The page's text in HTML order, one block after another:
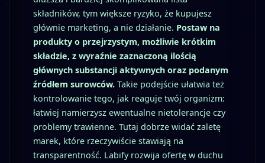
składników, tym większe ryzyko, że kupujesz
głównie marketing, a nie działanie. Postaw na
produkty o przejrzystym, możliwie krótkim
składzie, z wyraźnie zaznaczoną ilością
głównych substancji aktywnych oraz podanym
źródłem surowców. Takie podejście ułatwia też
kontrolowanie tego, jak reaguje twój organizm:
łatwiej namierzysz ewentualne nietolerancje czy
problemy trawienne. Tutaj dobrze widać zaletę
marek, które rzeczywiście stawiają na
transparentność. Labify rozwija ofertę w duchu